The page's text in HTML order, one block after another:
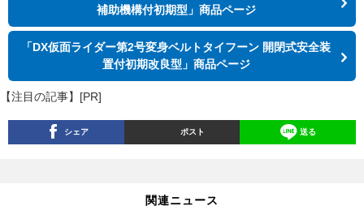
補助機構付初期型」商品ページ
「DX仮面ライダー第2号変身ベルトタイフーン 開閉式安全装
置付初期改良型」商品ページ
【注目の記事】[PR]
シェア ポスト 送る
関連ニュース